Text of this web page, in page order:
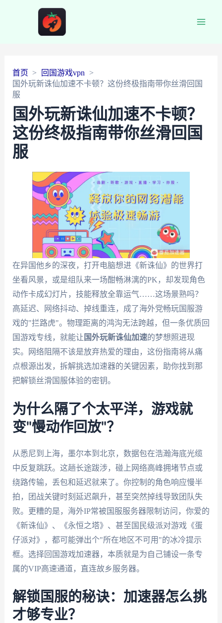
首页
回国游戏vpn
国外玩新诛仙加速不卡顿？这份终极指南带你丝滑回国
服
国外玩新诛仙加速不卡顿？
这份终极指南带你丝滑回国
服
在异国他乡的深夜，打开电脑想进《新诛仙》的世界打
坐看风景，或是组队来一场酣畅淋漓的PK，却发现角色
动作卡成幻灯片，技能释放全靠运气……这场景熟吗？
高延迟、网络抖动、掉线重连，成了海外党畅玩国服游
戏的"拦路虎"。物理距离的鸿沟无法跨越，但一条优质回
国游戏专线，就能让 国外玩新诛仙加速的梦想照进现
实。网络阻隔不该是放弃热爱的理由，这份指南将从痛
点根源出发，拆解挑选加速器的关键因素，助你找到那
把解锁丝滑国服体验的密钥。
为什么隔了个太平洋，游戏就
变"慢动作回放"？
从悉尼到上海，墨尔本到北京，数据包在浩瀚海底光缆
中反复跳跃。这趟长途跋涉，碰上网络高峰拥堵节点或
绕路传输，丢包和延迟就来了。你控制的角色响应慢半
拍，团战关键时刻延迟飙升，甚至突然掉线导致团队失
败。更糟的是，海外IP常被国服服务器限制访问，你爱的
《新诛仙》、《永恒之塔》、甚至国民级派对游戏《蛋
仔派对》，都可能弹出个"所在地区不可用"的冰冷提示
框。选择回国游戏加速器，本质就是为自己铺设一条专
属的VIP高速通道，直连故乡服务器。
解锁国服的秘诀：加速器怎么挑
才够专业？